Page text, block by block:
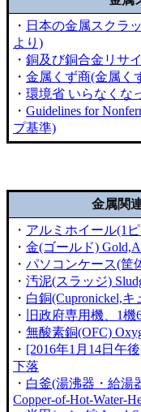
・ 日本の金属スクラ
より)
・ 銅及び銅合金リサ
・ 金属くず商(金属く
・ 環境省 いらなくな
・ Guidelines for
プ基準)
金属関
・ アルミホイール(1
・ 金(ゴールド)
・ パソコンケース(筐
・ 汚泥(スラッジ)
・ 白銅(Cupronickel,
・
旧政府専用機、1機
・ 無酸素銅(OFC)
・ [2016年1月14日午
下落
・ 白釜(湯沸器・給湯
Copper-of-Hot-Water-